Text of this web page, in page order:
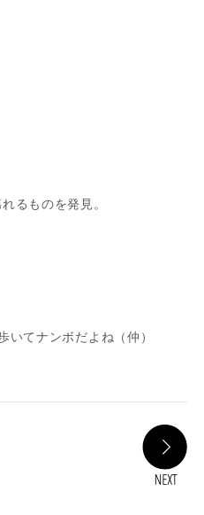
るものを発見。
てナンボだよね（仲）